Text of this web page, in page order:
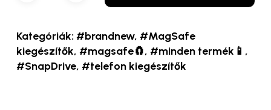
Kategóriák: #brandnew, #MagSafe
kiegészítők, #magsafe🧲, #minden termék📱 ,
#SnapDrive, #telefon kiegészítők